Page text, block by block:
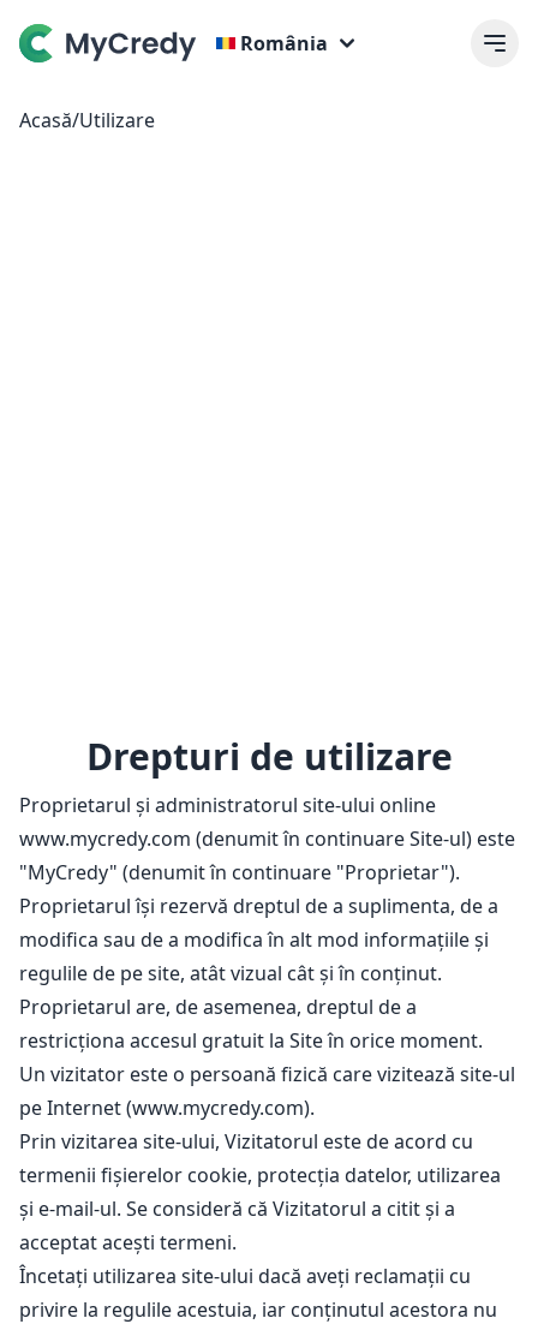
România
Acasă/Utilizare
Drepturi de utilizare
Proprietarul și administratorul site-ului online
www.mycredy.com (denumit în continuare Site-ul) este
"MyCredy" (denumit în continuare "Proprietar").
Proprietarul își rezervă dreptul de a suplimenta, de a
modifica sau de a modifica în alt mod informațiile și
regulile de pe site, atât vizual cât și în conținut.
Proprietarul are, de asemenea, dreptul de a
restricționa accesul gratuit la Site în orice moment.
Un vizitator este o persoană fizică care vizitează site-ul
pe Internet (www.mycredy.com).
Prin vizitarea site-ului, Vizitatorul este de acord cu
termenii fișierelor cookie, protecția datelor, utilizarea
și e-mail-ul. Se consideră că Vizitatorul a citit și a
acceptat acești termeni.
Încetați utilizarea site-ului dacă aveți reclamații cu
privire la regulile acestuia, iar conținutul acestora nu